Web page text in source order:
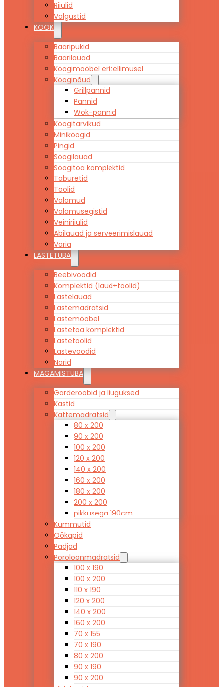
Riiulid
Valgustid
KÖÖK
Baaripukid
Baarilauad
Köögimööbel eritellimusel
Kööginõud
Grillpannid
Pannid
Wok-pannid
Köögitarvikud
Miniköögid
Pingid
Söögilauad
Söögitoa komplektid
Taburetid
Toolid
Valamud
Valamusegistid
Veiniriiulid
Abilauad ja serveerimislauad
Varia
LASTETUBA
Beebivoodid
Komplektid (laud+toolid)
Lastelauad
Lastemadratsid
Lastemööbel
Lastetoa komplektid
Lastetoolid
Lastevoodid
Narid
MAGAMISTUBA
Garderoobid ja liuguksed
Kastid
Kattemadratsid
80 x 200
90 x 200
100 x 200
120 x 200
140 x 200
160 x 200
180 x 200
200 x 200
pikkusega 190cm
Kummutid
Öökapid
Padjad
Poroloonmadratsid
100 x 190
100 x 200
110 x 190
120 x 200
140 x 200
160 x 200
70 x 155
70 x 190
80 x 200
90 x 190
90 x 200